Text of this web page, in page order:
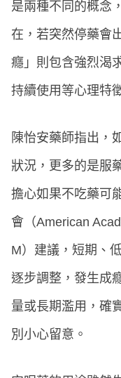
是兩種不同的概念
在，若突然停藥會
癮」則包含強烈渴
持續使用等心理特
陳怡安藥師指出，
狀況，更多的是服
擔心如果不吃藥可
會（American
M）建議，短期、
逐步調整，發生成
量或長期濫用，確
別小心留意。